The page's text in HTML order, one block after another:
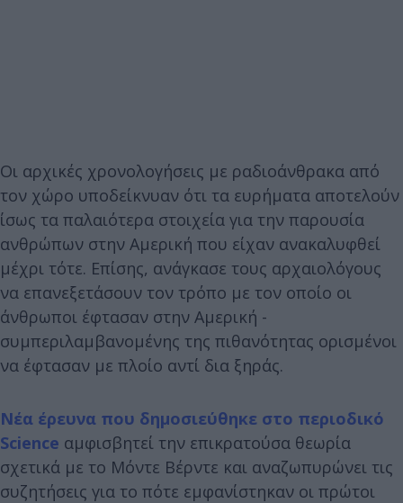
Οι αρχικές χρονολογήσεις με ραδιοάνθρακα από
τον χώρο υποδείκνυαν ότι τα ευρήματα αποτελούν
ίσως τα παλαιότερα στοιχεία για την παρουσία
ανθρώπων στην Αμερική που είχαν ανακαλυφθεί
μέχρι τότε. Επίσης, ανάγκασε τους αρχαιολόγους
να επανεξετάσουν τον τρόπο με τον οποίο οι
άνθρωποι έφτασαν στην Αμερική -
συμπεριλαμβανομένης της πιθανότητας ορισμένοι
να έφτασαν με πλοίο αντί δια ξηράς.
Νέα έρευνα που δημοσιεύθηκε στο περιοδικό
Science αμφισβητεί την επικρατούσα θεωρία
σχετικά με το Μόντε Βέρντε και αναζωπυρώνει τις
συζητήσεις για το πότε εμφανίστηκαν οι πρώτοι